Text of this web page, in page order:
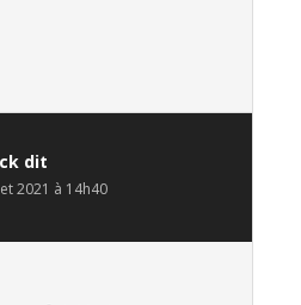
dit
2021 à 14h40